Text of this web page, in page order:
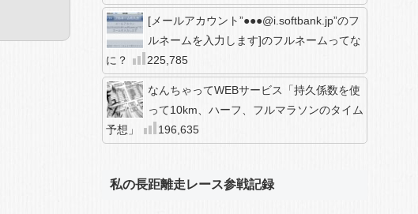
[メールアカウント”●●●@i.softbank.jp”のフ
ルネームを入力します]のフルネームってな
に？
225,785
なんちゃってWEBサービス「持久係数を使
って10km、ハーフ、フルマラソンのタイム
予想」
196,635
私の長距離走レース参戦記録